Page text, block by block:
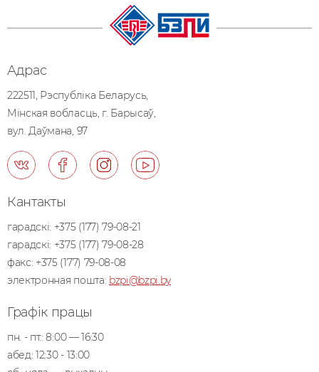
Адрас
222511, Рэспублiка Беларусь,
Мiнская вобласць, г. Барысаў,
вул. Даўмана, 97
Кантакты
гарадскі: +375 (177) 79-08-21
гарадскі: +375 (177) 79-08-28
факс: +375 (177) 79-08-08
электронная пошта: bzpi@bzpi.by
Графік працы
пн. - пт.: 8:00 — 16:30
абед: 12:30 - 13:00